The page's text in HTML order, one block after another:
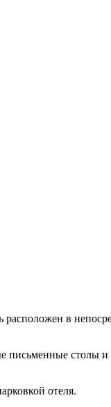
в
письменные столы
отеля.